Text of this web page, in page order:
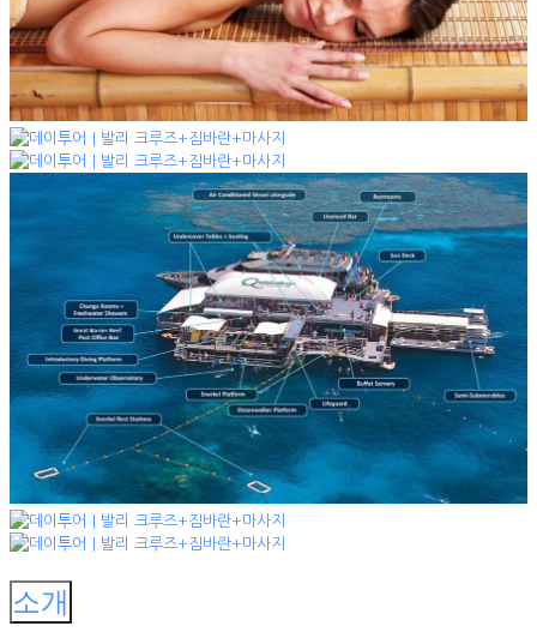
소개